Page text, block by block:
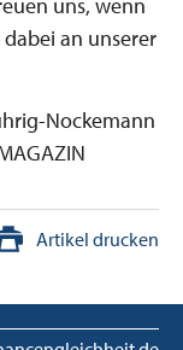
an unserer
Nockemann
Artikel drucken